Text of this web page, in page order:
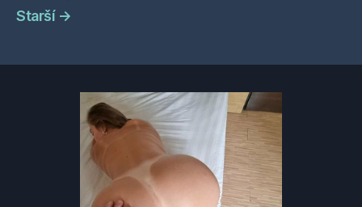
Starší →